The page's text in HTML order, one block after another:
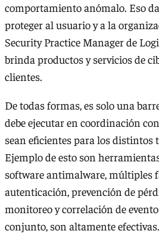
comportamiento anómalo. Eso
proteger al usuario y a la
Security Practice Manager de
brinda productos y servicios de
clientes.
De todas formas, es solo una
debe ejecutar en coordinación
sean eficientes para los distintos
Ejemplo de esto son
software antimalware, múltiples
autenticación, prevención de
monitoreo y correlación de
conjunto, son altamente efectivas.